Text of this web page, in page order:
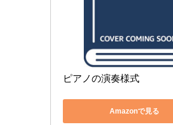
ピアノの演奏様式
Amazonで見る